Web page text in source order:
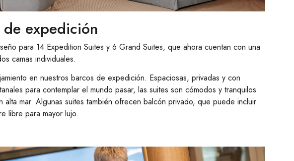
de expedición
para 14 Expedition Suites y 6 Grand Suites, que ahora cuentan con una
camas individuales.
en nuestros barcos de expedición. Espaciosas, privadas y con
para contemplar el mundo pasar, las suites son cómodos y tranquilos
alta mar. Algunas suites también ofrecen balcón privado, que puede incluir
libre para mayor lujo.